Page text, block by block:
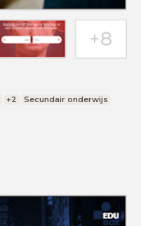
+2 Secundair onderwijs